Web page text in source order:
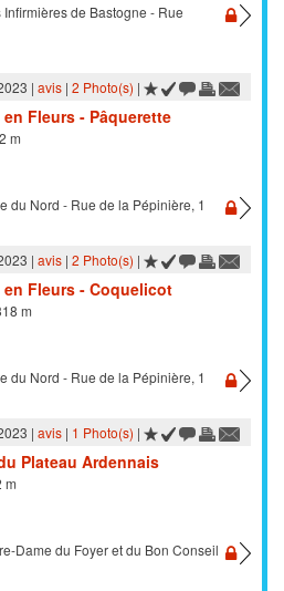
de Bastogne - Rue
| avis| 2 Photo(s) |
Fleurs - Pâquerette
m
du Nord - Rue de la Pépinière, 1
| avis| 2 Photo(s) |
Fleurs - Coquelicot
m
du Nord - Rue de la Pépinière, 1
| avis| 1 Photo(s) |
Plateau Ardennais
m
Dame du Foyer et du Bon Conseil